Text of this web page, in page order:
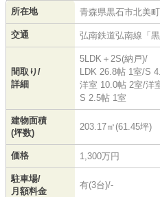
所在地 青森県黒石市北美町
交通 弘南鉄道弘南線 「
間取り/
詳細
5LDK＋2S(納戸)/
LDK 26.8帖 1室/S
洋室 10.0帖 2室/洋
S 2.5帖 1室
建物面積
(坪数)
203.17㎡(61.45坪)
価格 1,300万円
駐車場/
月額料金
有(3台)/-